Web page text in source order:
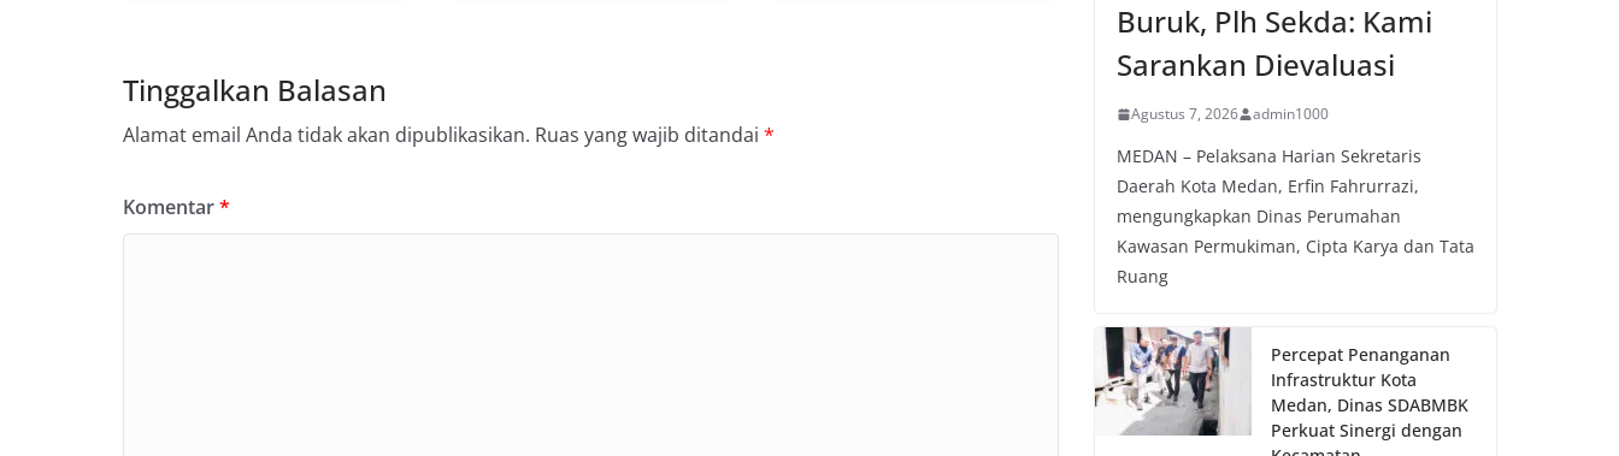
Tinggalkan Balasan
Alamat email Anda tidak akan dipublikasikan. Ruas yang wajib ditandai *
Komentar*
Buruk, Plh Sekda: Kami
Sarankan Dievaluasi
Agustus 7, 2026 admin1000
MEDAN – Pelaksana Harian Sekretaris
Daerah Kota Medan, Erfin Fahrurrazi,
mengungkapkan Dinas Perumahan
Kawasan Permukiman, Cipta Karya dan Tata
Ruang
Percepat Penanganan
Infrastruktur Kota
Medan, Dinas SDABMBK
Perkuat Sinergi dengan